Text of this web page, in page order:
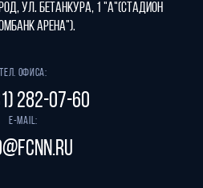
ул. Бетанкура, 1 "А"(стадион
АРЕНА").
Тел. офиса:
282-07-60
E-mail: